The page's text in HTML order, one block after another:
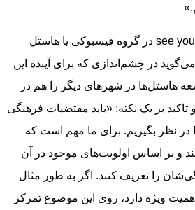
قرار نیست گروه see you in iran در گروه فیسبوکی یا هاستل
در چشم‌اندازی که برای آینده این
هاستل‌ها در شهرهای دیگر را هم در
تاکید بر یک نکته: «باید مقتضیات فرهنگی
در نظر بگیریم. برای ما مهم است که
و بر اساس اولویت‌های موجود در آن
را تعریف کنند. اگر به طور مثال
ویژه دارد، روی این موضوع تمرکز